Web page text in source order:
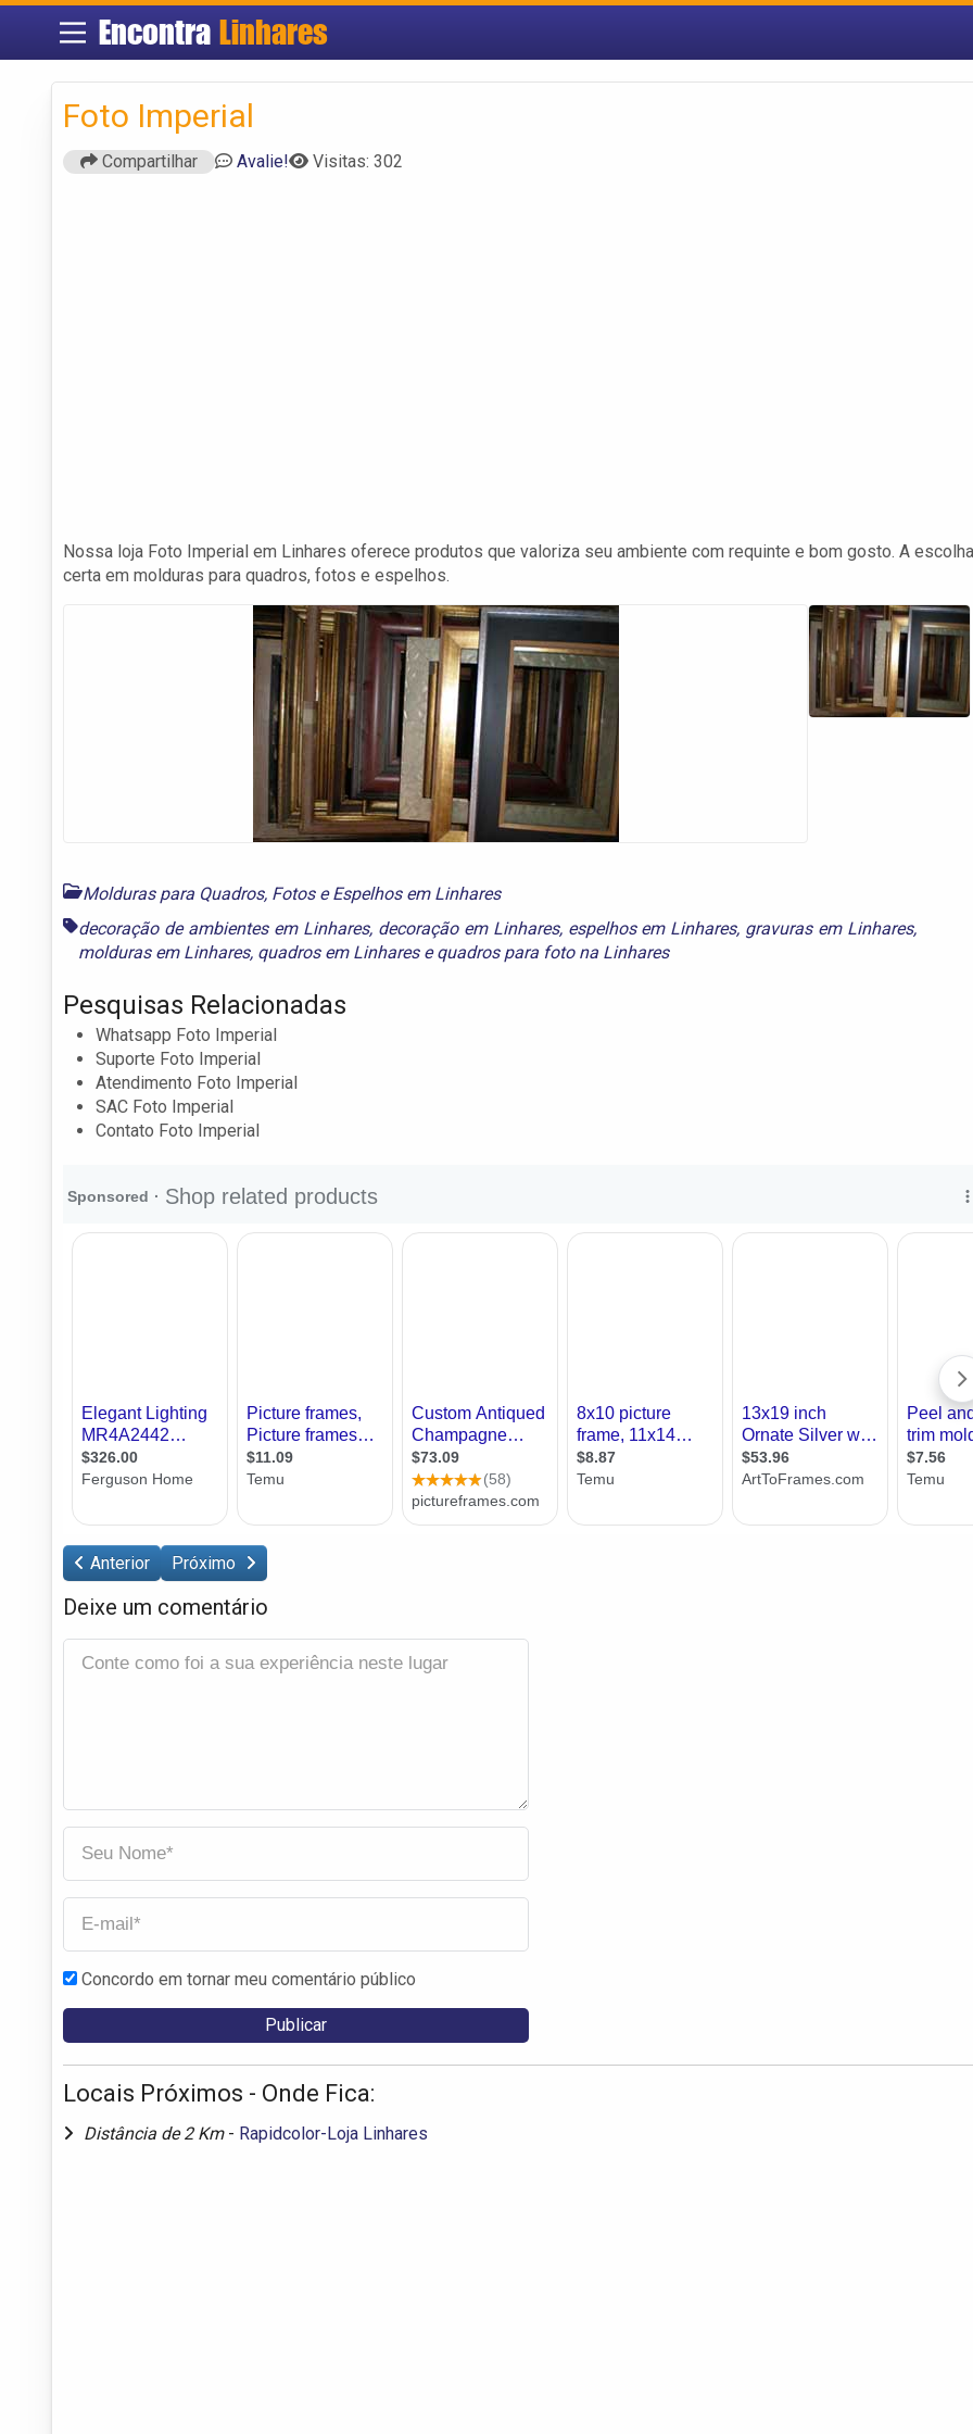
Encontra Linhares
Foto Imperial
Compartilhar Avalie! Visitas: 302
Nossa loja Foto Imperial em Linhares oferece produtos que valoriza seu ambiente com requinte e bom gosto. A escolha
certa em molduras para quadros, fotos e espelhos.
Molduras para Quadros, Fotos e Espelhos em Linhares
decoração de ambientes em Linhares, decoração em Linhares, espelhos em Linhares, gravuras em Linhares,
molduras em Linhares, quadros em Linharesequadros para foto na Linhares
Pesquisas Relacionadas
Whatsapp Foto Imperial
Suporte Foto Imperial
Atendimento Foto Imperial
SAC Foto Imperial
Contato Foto Imperial
Anterior Próximo
Deixe um comentário
Concordo em tornar meu comentário público
Locais Próximos - Onde Fica:
Distância de 2 Km - Rapidcolor-Loja Linhares